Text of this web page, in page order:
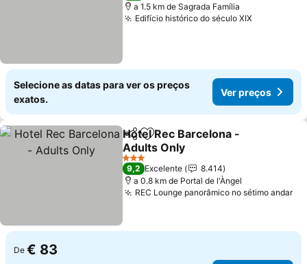
a 1.5 km de Sagrada Família
Edifício histórico do século XIXVer
Selecione as datas para ver os preços
exatos.
Ver preços
PartilharAdicionar aos favoritos
Hotel Rec Barcelona -
Adults Only
Ver preços
3 Estrelas
9,2 Excelente
8.414
a 0.8 km de Portal de l'Àngel
REC Lounge panorâmico no sétimo andar
De € 83